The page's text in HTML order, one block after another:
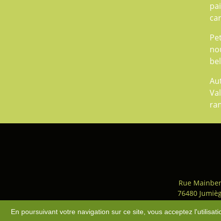
Rue
76480
Accès-Plan du site-
En poursuivant votre navigation sur ce site, vous acceptez